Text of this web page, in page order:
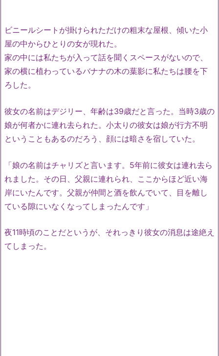
ビニールシートが掛けられただけの粗末な屋根、傾いた小
屋の中からひとりの女が現れた。
家の中には私たちが入って話を聞くスペースがないので、
家の横に植わっているバナナの木の葉影に私たちは腰を下
ろした。
彼女の名前はデジリー、年齢は39歳だと言った。当時3歳の
娘が何者かに連れ去られた。小太りの彼女は娘が行方不明
ということもあるのだろう、顔には暗さを宿していた。
「娘の名前はチャリズと言います。5年前に彼女は連れ去ら
れました。その日、父親に連れられ、ここからほど近い海
岸にいたんです。父親が仲間と酒を飲んでいて、目を離し
ている隙にいなくなってしまったんです」
夜11時頃のことだというが、それっきり彼女の消息は途絶え
てしまった。